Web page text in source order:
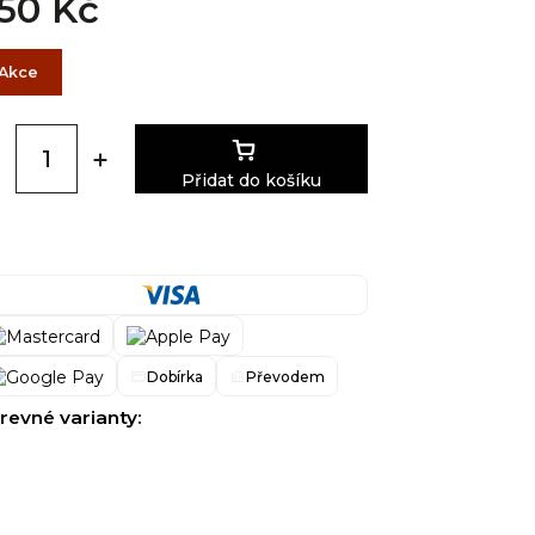
Kč
Přidat do košíku
Dobírka Převodem
varianty: